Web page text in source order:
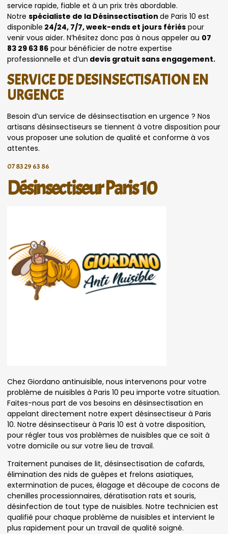
service rapide, fiable et à un prix très abordable.
Notre spécialiste de la Désinsectisation de Paris 10 est
disponible 24/24, 7/7, week-ends et jours fériés pour
venir vous aider. N’hésitez donc pas à nous appeler au 07
83 29 63 86 pour bénéficier de notre expertise
professionnelle et d’un devis gratuit sans engagement.
SERVICE DE DESINSECTISATION EN
URGENCE
Besoin d’un service de désinsectisation en urgence ? Nos
artisans désinsectiseurs se tiennent à votre disposition pour
vous proposer une solution de qualité et conforme à vos
attentes.
07 83 29 63 86
Désinsectiseur Paris 10
Chez Giordano antinuisible, nous intervenons pour votre
problème de nuisibles à Paris 10 peu importe votre situation.
Faites-nous part de vos besoins en désinsectisation en
appelant directement notre expert désinsectiseur à Paris
10. Notre désinsectiseur à Paris 10 est à votre disposition,
pour régler tous vos problèmes de nuisibles que ce soit à
votre domicile ou sur votre lieu de travail.
Traitement punaises de lit, désinsectisation de cafards,
élimination des nids de guêpes et frelons asiatiques,
extermination de puces, élagage et découpe de cocons de
chenilles processionnaires, dératisation rats et souris,
désinfection de tout type de nuisibles. Notre technicien est
qualifié pour chaque problème de nuisibles et intervient le
plus rapidement pour un travail de qualité soigné.